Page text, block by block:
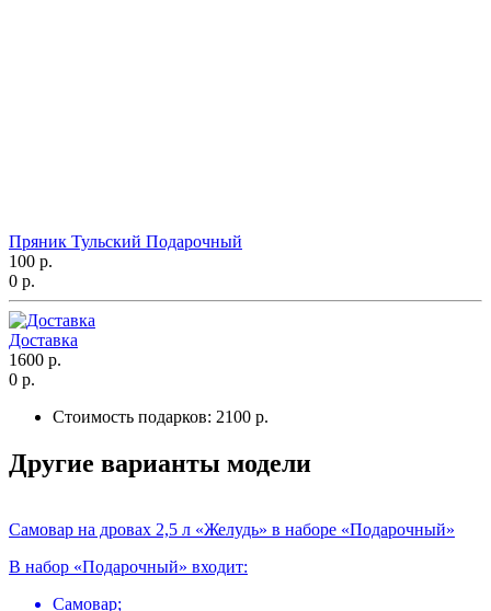
Пряник Тульский Подарочный
100 р.
0 р.
Доставка
1600 р.
0 р.
Стоимость подарков: 2100 р.
Другие варианты модели
Самовар на дровах 2,5 л «Желудь» в наборе «Подарочный»
В набор «Подарочный» входит:
Самовар;